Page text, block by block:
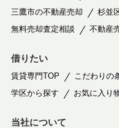
三鷹市の不動産売却
杉並
無料売却査定相談
不動産
借りたい
賃貸専門TOP こだわりの
学区から探す
お気に入り
当社について